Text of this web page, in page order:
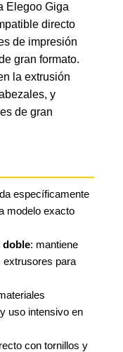
Elegoo Giga
directo
de impresión
gran formato.
la extrusión
y
de gran
específicamente
modelo exacto
doble: mantiene
extrusores para
uso intensivo en
con tornillos y